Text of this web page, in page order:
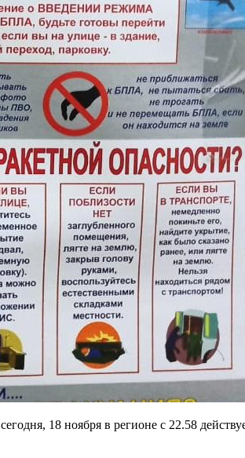
18 ноября в регионе с 22.58